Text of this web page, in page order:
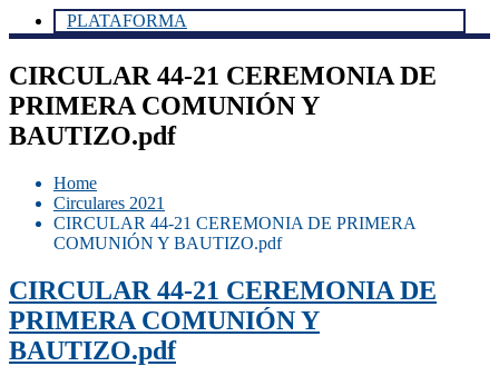
PLATAFORMA
CIRCULAR 44-21 CEREMONIA DE
PRIMERA COMUNIÓN Y
BAUTIZO.pdf
Home
Circulares 2021
CIRCULAR 44-21 CEREMONIA DE PRIMERA
COMUNIÓN Y BAUTIZO.pdf
CIRCULAR 44-21 CEREMONIA DE
PRIMERA COMUNIÓN Y
BAUTIZO.pdf